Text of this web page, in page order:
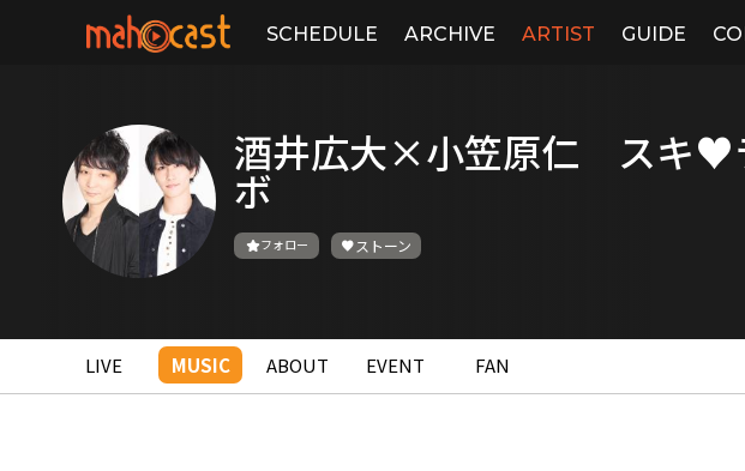
SCHEDULE ARCHIVE ARTIST GUIDE
酒井広大×小笠原仁 スキ♥
ボ
フォロー ストーン
LIVE MUSIC ABOUT EVENT FAN